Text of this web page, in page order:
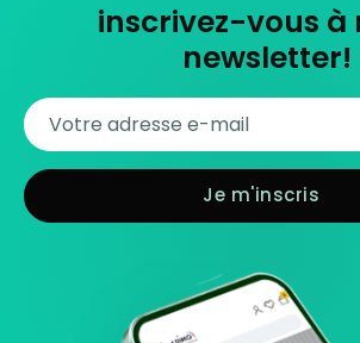
inscrivez-vous à
newsletter!